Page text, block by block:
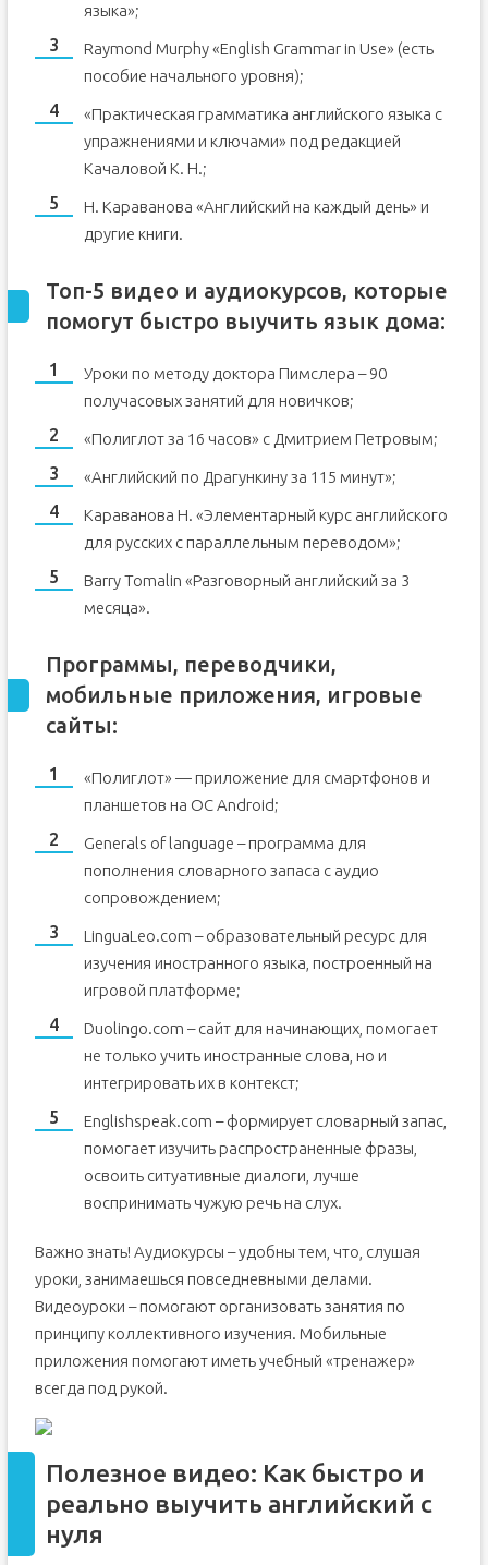
языка»;
Raymond Murphy «English Grammar in Use» (есть
пособие начального уровня);
«Практическая грамматика английского языка с
упражнениями и ключами» под редакцией
Качаловой К. Н.;
Н. Караванова «Английский на каждый день» и
другие книги.
Топ-5 видео и аудиокурсов, которые
помогут быстро выучить язык дома:
Уроки по методу доктора Пимслера – 90
получасовых занятий для новичков;
«Полиглот за 16 часов» с Дмитрием Петровым;
«Английский по Драгункину за 115 минут»;
Караванова Н. «Элементарный курс английского
для русских с параллельным переводом»;
Barry Tomalin «Разговорный английский за 3
месяца».
Программы, переводчики,
мобильные приложения, игровые
сайты:
«Полиглот» — приложение для смартфонов и
планшетов на ОС Android;
Generals of language – программа для
пополнения словарного запаса с аудио
сопровождением;
LinguaLeo.com – образовательный ресурс для
изучения иностранного языка, построенный на
игровой платформе;
Duolingo.com – сайт для начинающих, помогает
не только учить иностранные слова, но и
интегрировать их в контекст;
Englishspeak.com – формирует словарный запас,
помогает изучить распространенные фразы,
освоить ситуативные диалоги, лучше
воспринимать чужую речь на слух.
Важно знать! Аудиокурсы – удобны тем, что, слушая
уроки, занимаешься повседневными делами.
Видеоуроки – помогают организовать занятия по
принципу коллективного изучения. Мобильные
приложения помогают иметь учебный «тренажер»
всегда под рукой.
Полезное видео: Как быстро и
реально выучить английский с
нуля